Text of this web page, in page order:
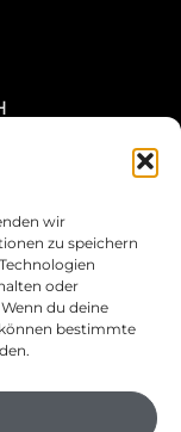
wir
zu speichern
oder
du deine
bestimmte